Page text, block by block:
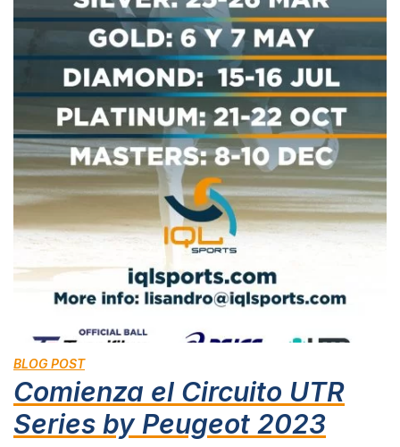
BLOG POST
Comienza el Circuito UTR
Series by Peugeot 2023